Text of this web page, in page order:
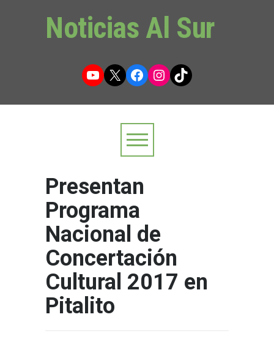
Noticias Al Sur
YouTube
X Facebook
Instagram
TikTok
Presentan
Programa
Nacional de
Concertación
Cultural 2017 en
Pitalito